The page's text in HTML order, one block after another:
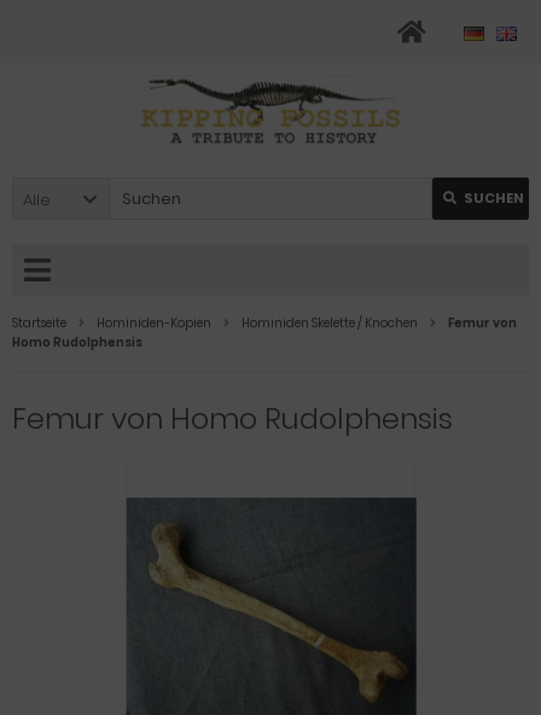
Alle SUCHEN
Startseite Hominiden-Kopien Hominiden Skelette / Knochen
Femur von
Homo Rudolphensis
Femur von Homo Rudolphensis